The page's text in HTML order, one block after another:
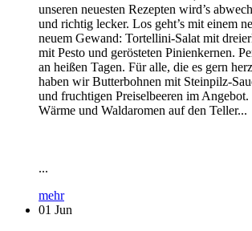
unseren neuesten Rezepten wird’s
und richtig lecker. Los geht’s mit einem
neuem Gewand: Tortellini-Salat mit
mit Pesto und gerösteten Pinienkernen.
an heißen Tagen. Für alle, die es gern
haben wir Butterbohnen mit Steinpilz-
und fruchtigen Preiselbeeren im
Wärme und Waldaromen auf den Teller...
...
mehr
01 Jun